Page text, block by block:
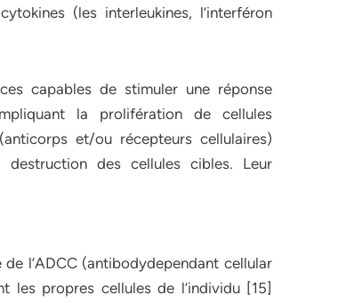
(les interleukines, l’interféron
capables de stimuler une réponse
la prolifération de cellules
et/ou récepteurs cellulaires)
destruction des cellules cibles. Leur
l’ADCC (antibodydependant cellular
les propres cellules de l’individu [15]